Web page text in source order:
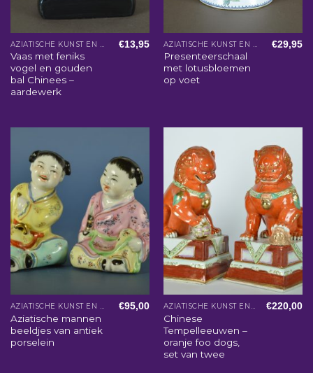
AZIATISCHE KUNST EN WOONACCESSOIRES
Vaas met feniks
vogel en gouden
bal Chinees –
aardewerk
€13,95 AZIATISCHE KUNST EN WOONACCESSOIRES
Presenteerschaal
met lotusbloemen
op voet
€29,95
AZIATISCHE KUNST EN WOONACCESSOIRES
Aziatische mannen
beeldjes van antiek
porselein
€95,00 AZIATISCHE KUNST EN WOONACCESSOIRES
Chinese
Tempelleeuwen –
oranje foo dogs,
set van twee
€220,00